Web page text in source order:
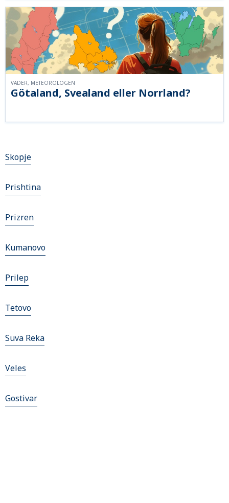
Götaland, Svealand eller Norrland?
VÄDER, METEOROLOGEN
Skopje
Prishtina
Prizren
Kumanovo
Prilep
Tetovo
Suva Reka
Veles
Gostivar